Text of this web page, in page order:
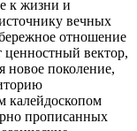
к жизни и
вечных
отношение
ценностный вектор,
новое поколение,
калейдоскопом
прописанных